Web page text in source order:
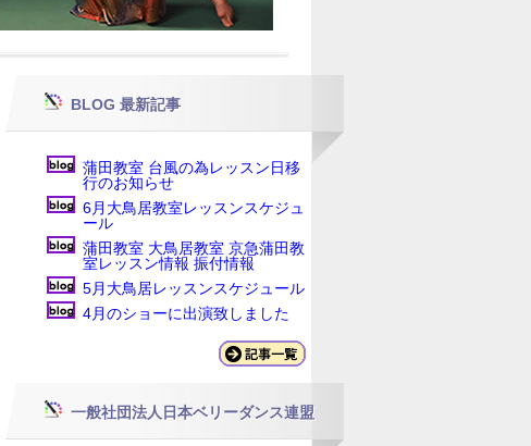
BLOG 最新記事
蒲田教室 台風の為レッスン日移
行のお知らせ
6月大鳥居教室レッスンスケジュ
ール
蒲田教室 大鳥居教室 京急蒲田教
室レッスン情報 振付情報
5月大鳥居レッスンスケジュール
4月のショーに出演致しました
一般社団法人日本ベリーダンス連盟